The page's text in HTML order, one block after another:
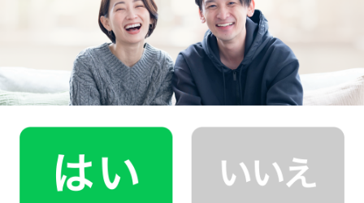
・高槻市・ ・摂津市 ・枚方市
寝屋川市・守口市 ・門真市・四條畷市・大東市
八尾市・松原市・岸和田市 ・池田市 ・ 泉大津市
貝
塚市・ 泉佐野市・富田林市・河内長野市 和泉市 ・
・
柏原市・羽曳野市・高石市・藤井寺市・泉南市・大阪狭山市
尻町
河南町